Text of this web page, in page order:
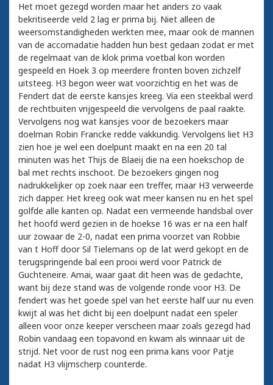
Het moet gezegd worden maar het anders zo vaak
bekritiseerde veld 2 lag er prima bij. Niet alleen de
weersomstandigheden werkten mee, maar ook de mannen
van de accomadatie hadden hun best gedaan zodat er met
de regelmaat van de klok prima voetbal kon worden
gespeeld en Hoek 3 op meerdere fronten boven zichzelf
uitsteeg. H3 begon weer wat voorzichtig en het was de
Fendert dat de eerste kansjes kreeg. Via een steekbal werd
de rechtbuiten vrijgespeeld die vervolgens de paal raakte.
Vervolgens nog wat kansjes voor de bezoekers maar
doelman Robin Francke redde vakkundig. Vervolgens liet H3
zien hoe je wel een doelpunt maakt en na een 20 tal
minuten was het Thijs de Blaeij die na een hoekschop de
bal met rechts inschoot. De bezoekers gingen nog
nadrukkelijker op zoek naar een treffer, maar H3 verweerde
zich dapper. Het kreeg ook wat meer kansen nu en het spel
golfde alle kanten op. Nadat een vermeende handsbal over
het hoofd werd gezien in de hoekse 16 was er na een half
uur zowaar de 2-0, nadat een prima voorzet van Robbie
van t Hoff door Sil Tielemans op de lat werd gekopt en de
terugspringende bal een prooi werd voor Patrick de
Guchteneire. Amai, waar gaat dit heen was de gedachte,
want bij deze stand was de volgende ronde voor H3. De
fendert was het goede spel van het eerste half uur nu even
kwijt al was het dicht bij een doelpunt nadat een speler
alleen voor onze keeper verscheen maar zoals gezegd had
Robin vandaag een topavond en kwam als winnaar uit de
strijd. Net voor de rust nog een prima kans voor Patje
nadat H3 vlijmscherp counterde.